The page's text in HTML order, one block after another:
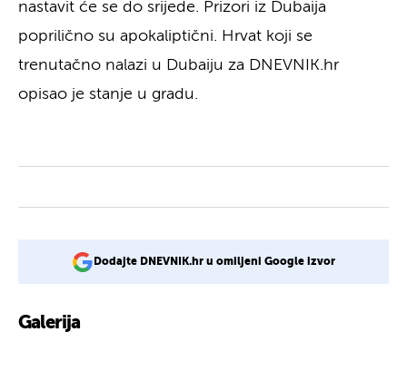
nastavit će se do srijede. Prizori iz Dubaija
poprilično su apokaliptični. Hrvat koji se
trenutačno nalazi u Dubaiju za DNEVNIK.hr
opisao je stanje u gradu.
Dodajte DNEVNIK.hr u omiljeni Google izvor
Galerija